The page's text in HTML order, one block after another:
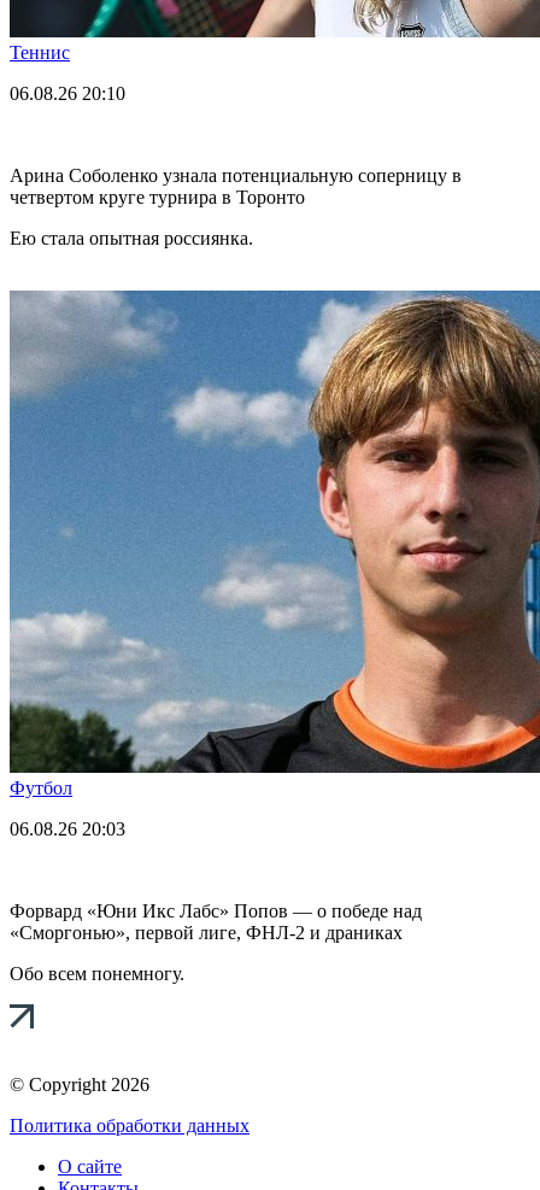
Теннис
06.08.26 20:10
Арина Соболенко узнала потенциальную соперницу в
четвертом круге турнира в Торонто
Ею стала опытная россиянка.
Футбол
06.08.26 20:03
Форвард «Юни Икс Лабс» Попов — о победе над
«Сморгонью», первой лиге, ФНЛ-2 и драниках
Обо всем понемногу.
© Copyright 2026
Политика обработки данных
О сайте